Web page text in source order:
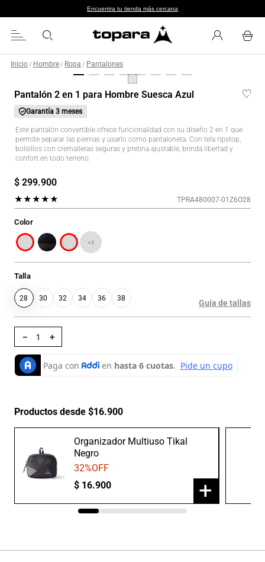
Encuentra tu tienda más cercana
Inicio / Hombre / Ropa / Pantalones
Pantalón 2 en 1 para Hombre Suesca Azul
Garantía 3 meses
Este pantalón convertible ofrece funcionalidad con su diseño 2 en 1 que
permite separar las piernas y usarlo como pantaloneta. Con tela ripstop,
bolsillos con cremalleras seguras y pretina ajustable, brinda libertad y
confort en todo terreno.
$ 299.900
★★★★★ TPRA480007-01Z6O28
Talla
28 30 32 34 36 38
Color
+2
Guía de tallas
＋
－
Productos desde $16.900
Organizador Multiuso Tikal
Negro
32%OFF
$ 16.900 +